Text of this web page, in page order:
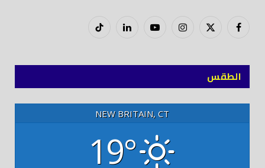
فيسبوكX
إنستغراميوتيوب لينكدود
تيك
الطقس
NEW BRITAIN, CT
19°